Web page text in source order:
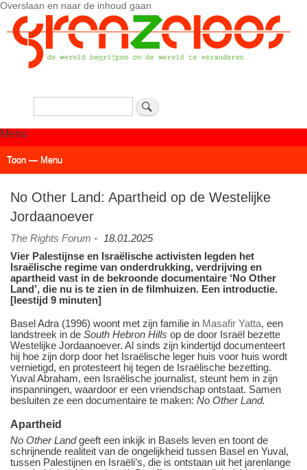
Overslaan en naar de inhoud gaan
Menu
Toon — Menu
No Other Land: Apartheid op de Westelijke
Jordaanoever
The Rights Forum - 18.01.2025
Vier Palestijnse en Israëlische activisten legden het
Israëlische regime van onderdrukking, verdrijving en
apartheid vast in de bekroonde documentaire ‘No Other
Land’, die nu is te zien in de filmhuizen. Een introductie.
[leestijd 9 minuten]
Basel Adra (1996) woont met zijn familie in Masafir Yatta, een
landstreek in de South Hebron Hills op de door Israël bezette
Westelijke Jordaanoever. Al sinds zijn kindertijd documenteert
hij hoe zijn dorp door het Israëlische leger huis voor huis wordt
vernietigd, en protesteert hij tegen de Israëlische bezetting.
Yuval Abraham, een Israëlische journalist, steunt hem in zijn
inspanningen, waardoor er een vriendschap ontstaat. Samen
besluiten ze een documentaire te maken: No Other Land.
Apartheid
No Other Landgeeft een inkijk in Basels leven en toont de
schrijnende realiteit van de ongelijkheid tussen Basel en Yuval,
tussen Palestijnen en Israëli’s, die is ontstaan uit het jarenlange